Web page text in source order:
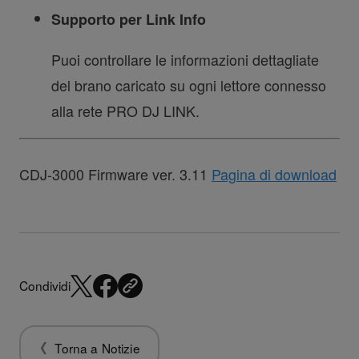
Supporto per Link Info
Puoi controllare le informazioni dettagliate
del brano caricato su ogni lettore connesso
alla rete PRO DJ LINK.
CDJ-3000 Firmware ver. 3.11 Pagina di download
Condividi
Torna a Notizie